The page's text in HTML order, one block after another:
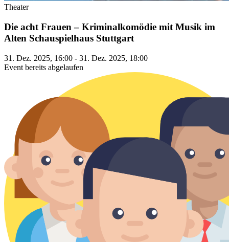
Theater
Die acht Frauen – Kriminalkomödie mit Musik im
Alten Schauspielhaus Stuttgart
31. Dez. 2025, 16:00 - 31. Dez. 2025, 18:00
Event bereits abgelaufen